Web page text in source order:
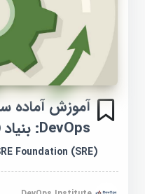
آموزش آماده
DevOps: بنیاد SRE (SRE)
Foundation (SRE)